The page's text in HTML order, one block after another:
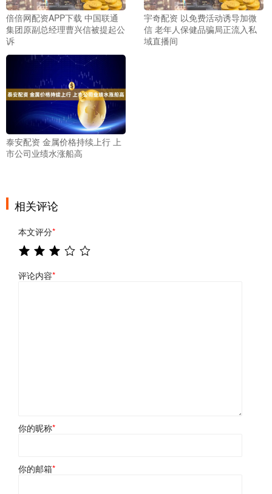
倍倍网配资APP下载 中国联通
集团原副总经理曹兴信被提起公
诉
宇奇配资 以免费活动诱导加微
信 老年人保健品骗局正流入私
域直播间
泰安配资 金属价格持续上行 上
市公司业绩水涨船高
相关评论
本文评分*
评论内容*
你的昵称*
你的邮箱*